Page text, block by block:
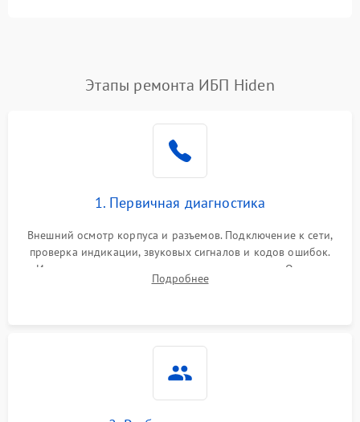
Этапы ремонта ИБП Hiden
1. Первичная диагностика
Внешний осмотр корпуса и разъемов. Подключение к сети,
проверка индикации, звуковых сигналов и кодов ошибок.
Измерение входного и выходного напряжения. Оценка
реакции ИБП на отключение основного питания без
Подробнее